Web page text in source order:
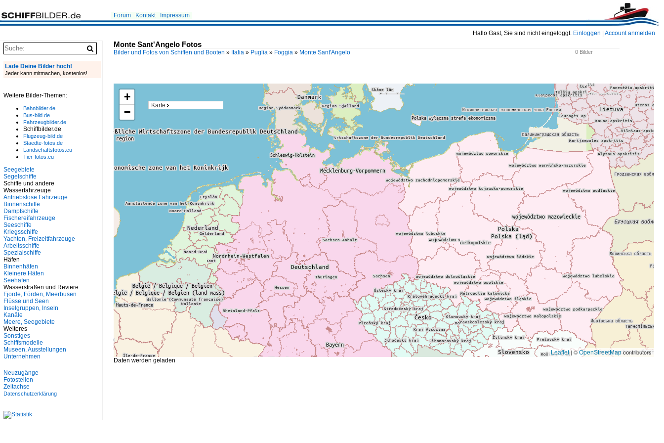
Hallo Gast, Sie sind nicht eingeloggt. Einloggen Account anmelden
Forum Kontakt Impressum
Monte Sant'Angelo Fotos
0 Bilder
Bilder und Fotos von Schiffen und Booten » Italia » Puglia » Foggia » Monte Sant'Angelo
Karte
+
−
Leaflet| ©OpenStreetMapcontributors
Daten werden geladen
Lade Deine Bilder hoch!
Jeder kann mitmachen, kostenlos!
Weitere Bilder-Themen:
Bahnbilder.de
Bus-bild.de
Fahrzeugbilder.de
Schiffbilder.de
Flugzeug-bild.de
Staedte-fotos.de
Landschaftsfotos.eu
Tier-fotos.eu
Seegebiete
Segelschiffe
Schiffe und andere
Wasserfahrzeuge
Antriebslose Fahrzeuge
Binnenschiffe
Dampfschiffe
Fischereifahrzeuge
Seeschiffe
Kriegsschiffe
Yachten, Freizeitfahrzeuge
Arbeitsschiffe
Spezialschiffe
Häfen
Binnenhäfen
Kleinere Häfen
Seehäfen
Wasserstraßen und Reviere
Fjorde, Förden, Meerbusen
Flüsse und Seen
Inselgruppen, Inseln
Kanäle
Meere, Seegebiete
Weiteres
Sonstiges
Schiffsmodelle
Museen, Ausstellungen
Unternehmen
Neuzugänge
Fotostellen
Zeitachse
Datenschutzerklärung